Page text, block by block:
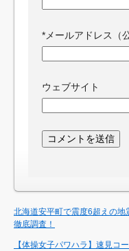
*メールアドレス（
ウェブサイト
北海道安平町で震度6超えの
徹底調査！
【体操女子パワハラ】速見コ